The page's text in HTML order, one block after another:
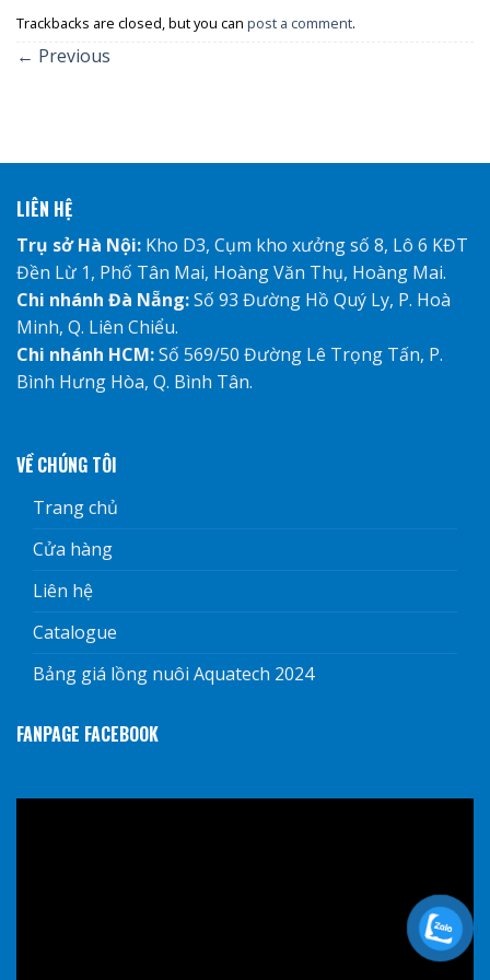
Trackbacks are closed, but you can post a comment.
← Previous
LIÊN HỆ
Trụ sở Hà Nội: Kho D3, Cụm kho xưởng số 8, Lô 6 KĐT
Đền Lừ 1, Phố Tân Mai, Hoàng Văn Thụ, Hoàng Mai.
Chi nhánh Đà Nẵng:Số 93 Đường Hồ Quý Ly, P. Hoà
Minh, Q. Liên Chiểu.
Chi nhánh HCM:Số 569/50 Đường Lê Trọng Tấn, P.
Bình Hưng Hòa, Q. Bình Tân.
VỀ CHÚNG TÔI
Trang chủ
Cửa hàng
Liên hệ
Catalogue
Bảng giá lồng nuôi Aquatech 2024
FANPAGE FACEBOOK